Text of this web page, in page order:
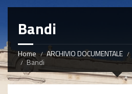
Bandi
Home ARCHIVIO DOCUMENTALE
Bandi